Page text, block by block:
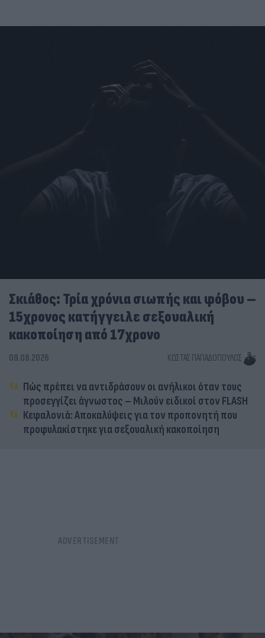
Σκιάθος: Τρία χρόνια σιωπής και φόβου –
15χρονος κατήγγειλε σεξουαλική
κακοποίηση από 17χρονο
09.08.2026 ΚΏΣΤΑΣ ΠΑΠΑΔΌΠΟΥΛΟΣ
Πώς πρέπει να αντιδράσουν οι ανήλικοι όταν τους
προσεγγίζει άγνωστος – Μιλούν ειδικοί στον FLASH
Κεφαλονιά: Αποκαλύψεις για τον προπονητή που
προφυλακίστηκε για σεξουαλική κακοποίηση